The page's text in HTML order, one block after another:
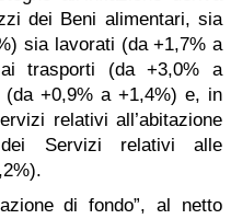
dei Beni alimentari, sia
sia lavorati (da +1,7% a
trasporti (da +3,0% a
+0,9% a +1,4%) e, in
relativi all’abitazione
Servizi relativi alle
di fondo”, al netto